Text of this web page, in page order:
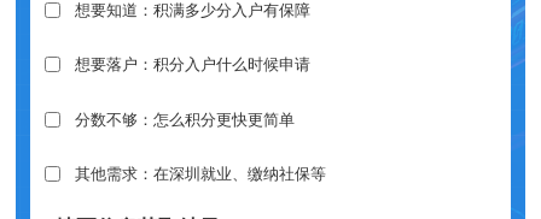
想要知道：积满多少分入户有保障
想要落户：积分入户什么时候申请
分数不够：怎么积分更快更简单
其他需求：在深圳就业、缴纳社保等